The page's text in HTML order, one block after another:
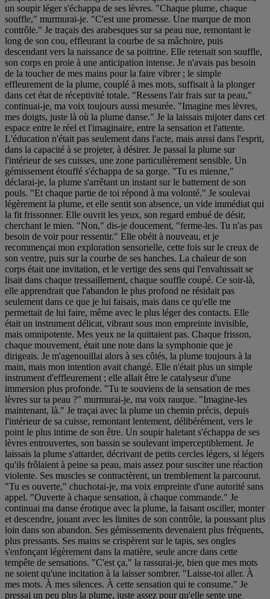
un soupir léger s'échappa de ses lèvres. "Chaque plume, chaque
souffle," murmurai-je. "C'est une promesse. Une marque de mon
contrôle." Je traçais des arabesques sur sa peau nue, remontant le
long de son cou, effleurant la courbe de sa mâchoire, puis
descendant vers la naissance de sa poitrine. Elle retenait son souffle,
son corps en proie à une anticipation intense. Je n'avais pas besoin
de la toucher de mes mains pour la faire vibrer ; le simple
effleurement de la plume, couplé à mes mots, suffisait à la plonger
dans cet état de réceptivité totale. "Ressens l'air frais sur ta peau,"
continuai-je, ma voix toujours aussi mesurée. "Imagine mes lèvres,
mes doigts, juste là où la plume danse." Je la laissais mijoter dans cet
espace entre le réel et l'imaginaire, entre la sensation et l'attente.
L'éducation n'était pas seulement dans l'acte, mais aussi dans l'esprit,
dans la capacité à se projeter, à désirer. Je passai la plume sur
l'intérieur de ses cuisses, une zone particulièrement sensible. Un
gémissement étouffé s'échappa de sa gorge. "Tu es mienne,"
déclarai-je, la plume s'arrêtant un instant sur le battement de son
pouls. "Et chaque partie de toi répond à ma volonté." Je soulevai
légèrement la plume, et elle sentit son absence, un vide immédiat qui
la fit frissonner. Elle ouvrit les yeux, son regard embué de désir,
cherchant le mien. "Non," dis-je doucement, "ferme-les. Tu n'as pas
besoin de voir pour ressentir." Elle obéit à nouveau, et je
recommençai mon exploration sensorielle, cette fois sur le creux de
son ventre, puis sur la courbe de ses hanches. La chaleur de son
corps était une invitation, et le vertige des sens qui l'envahissait se
lisait dans chaque tressaillement, chaque souffle coupé. Ce soir-là,
elle apprendrait que l'abandon le plus profond ne résidait pas
seulement dans ce que je lui faisais, mais dans ce qu'elle me
permettait de lui faire, même avec le plus léger des contacts. Elle
était un instrument délicat, vibrant sous mon empreinte invisible,
mais omnipotente. Mes yeux ne la quittaient pas. Chaque frisson,
chaque mouvement, était une note dans la symphonie que je
dirigeais. Je m'agenouillai alors à ses côtés, la plume toujours à la
main, mais mon intention avait changé. Elle n'était plus un simple
instrument d'effleurement ; elle allait être le catalyseur d'une
immersion plus profonde. "Tu te souviens de la sensation de mes
lèvres sur ta peau ?" murmurai-je, ma voix rauque. "Imagine-les
maintenant, là." Je traçai avec la plume un chemin précis, depuis
l'intérieur de sa cuisse, remontant lentement, délibérément, vers le
point le plus intime de son être. Un soupir haletant s'échappa de ses
lèvres entrouvertes, son bassin se soulevant imperceptiblement. Je
laissais la plume s'attarder, décrivant de petits cercles légers, si légers
qu'ils frôlaient à peine sa peau, mais assez pour susciter une réaction
violente. Ses muscles se contractèrent, un tremblement la parcourut.
"Tu es ouverte," chuchotai-je, ma voix empreinte d'une autorité sans
appel. "Ouverte à chaque sensation, à chaque commande." Je
continuai ma danse érotique avec la plume, la faisant osciller, monter
et descendre, jouant avec les limites de son contrôle, la poussant plus
loin dans son abandon. Ses gémissements devenaient plus fréquents,
plus pressants. Ses mains se crispèrent sur le tapis, ses ongles
s'enfonçant légèrement dans la matière, seule ancre dans cette
tempête de sensations. "C'est ça," la rassurai-je, bien que mes mots
ne soient qu'une incitation à la laisser sombrer. "Laisse-toi aller. À
mes mots. À mes silences. À cette sensation qui te consume." Je
pressai un peu plus la plume, juste assez pour qu'elle sente une